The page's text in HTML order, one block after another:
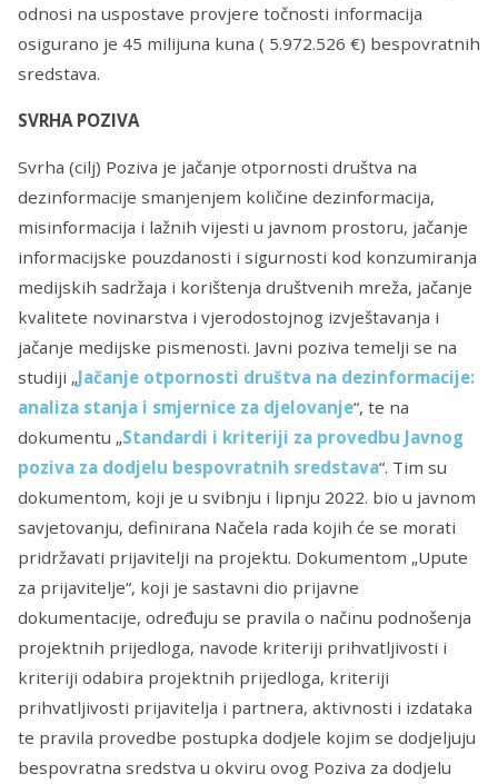
odnosi na uspostave provjere točnosti informacija
osigurano je 45 milijuna kuna ( 5.972.526 €) bespovratnih
sredstava.
SVRHA POZIVA
Svrha (cilj) Poziva je jačanje otpornosti društva na
dezinformacije smanjenjem količine dezinformacija,
misinformacija i lažnih vijesti u javnom prostoru, jačanje
informacijske pouzdanosti i sigurnosti kod konzumiranja
medijskih sadržaja i korištenja društvenih mreža, jačanje
kvalitete novinarstva i vjerodostojnog izvještavanja i
jačanje medijske pismenosti. Javni poziva temelji se na
studiji „Jačanje otpornosti društva na dezinformacije:
analiza stanja i smjernice za djelovanje“, te na
dokumentu „Standardi i kriteriji za provedbu Javnog
poziva za dodjelu bespovratnih sredstava“. Tim su
dokumentom, koji je u svibnju i lipnju 2022. bio u javnom
savjetovanju, definirana Načela rada kojih će se morati
pridržavati prijavitelji na projektu. Dokumentom „Upute
za prijavitelje“, koji je sastavni dio prijavne
dokumentacije, određuju se pravila o načinu podnošenja
projektnih prijedloga, navode kriteriji prihvatljivosti i
kriteriji odabira projektnih prijedloga, kriteriji
prihvatljivosti prijavitelja i partnera, aktivnosti i izdataka
te pravila provedbe postupka dodjele kojim se dodjeljuju
bespovratna sredstva u okviru ovog Poziva za dodjelu